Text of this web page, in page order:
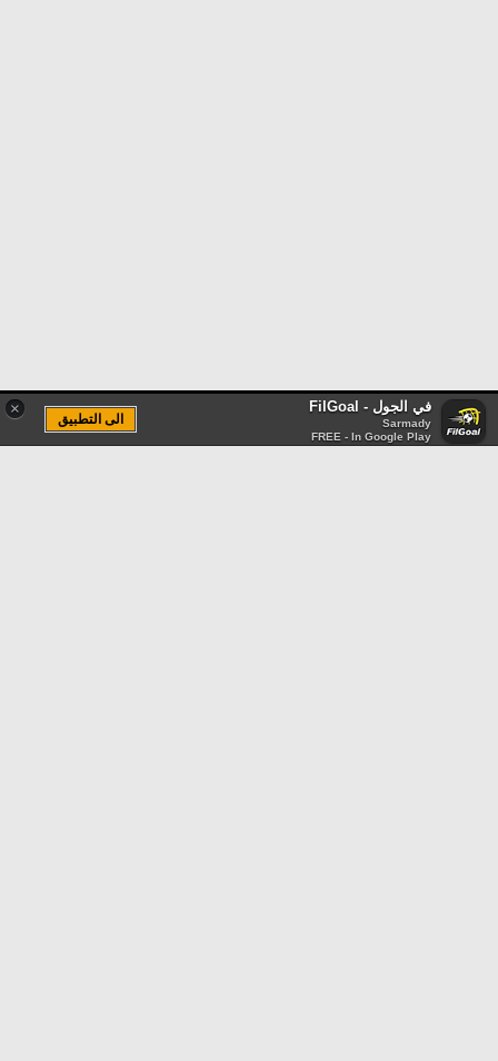
× في الجول - FilGoal
Sarmady
FREE - In Google Play
الى التطبيق